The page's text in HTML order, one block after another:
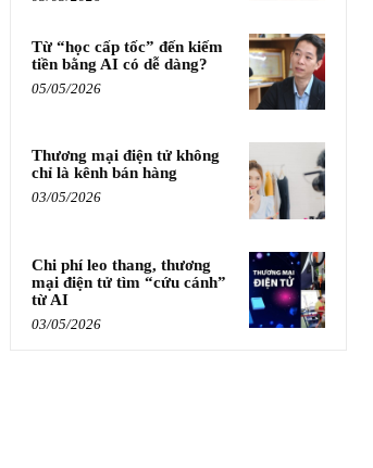
Từ “học cấp tốc” đến kiếm
tiền bằng AI có dễ dàng?
05/05/2026
Thương mại điện tử không
chỉ là kênh bán hàng
03/05/2026
Chi phí leo thang, thương
mại điện tử tìm “cứu cánh”
từ AI
03/05/2026